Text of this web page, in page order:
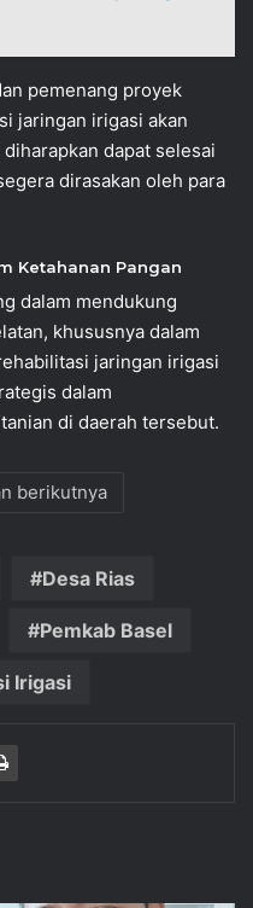
pemenang proyek
jaringan irigasi akan
dapat selesai
dirasakan oleh para
Ketahanan Pangan
dalam mendukung
khususnya dalam
jaringan irigasi
dalam
di daerah tersebut.
berikutnya
Desa Rias
Pemkab Basel
Irigasi